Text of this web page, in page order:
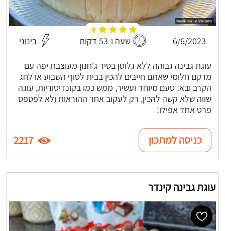
6/6/2023 שעה ו-53 דקות בינוני
עוגת גבינה גבוהה ללא גלוטן בסיר ג'חנון מעוצבת יפה עם
מרקם חלומי שאתם חייבים להכין בבית לסוף השבוע או לחג
הקרב ובא! טעם מיוחד ועשיר, ממש כמו בקונדיטוריות, עוגה
שווה שלא קשה להכין, רק לעקוב אחר ההוראות ולא לפספס
פרט אחד אפילו!
כניסה למתכון 2217
עוגת גבינה קינדר